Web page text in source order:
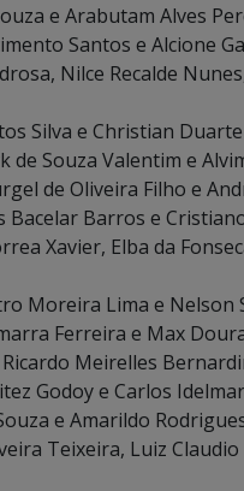
e Arabutam Alves
Santos e Alcione
Nilce Recalde
Silva e Christian
de Souza Valentim e
de Oliveira Filho e
Bacelar Barros e
Xavier, Elba da
Moreira Lima e Nelson
Ferreira e Max
Meirelles
Godoy e Carlos
e Amarildo
Teixeira, Luiz